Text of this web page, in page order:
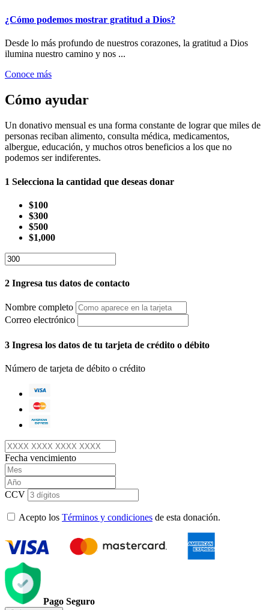
¿Cómo podemos mostrar gratitud a Dios?
Desde lo más profundo de nuestros corazones, la gratitud a Dios
ilumina nuestro camino y nos ...
Conoce más
Cómo ayudar
Un donativo mensual es una forma constante de lograr que miles de
personas reciban alimento, consulta médica, medicamentos,
albergue, educación, y muchos otros beneficios a los que no
podemos ser indiferentes.
1 Selecciona la cantidad que deseas donar
$100
$300
$500
$1,000
2 Ingresa tus datos de contacto
Nombre completo
Correo electrónico
3 Ingresa los datos de tu tarjeta de crédito o débito
Número de tarjeta de débito o crédito
Fecha vencimiento
CCV
Acepto los Términos y condiciones de esta donación.
Pago Seguro